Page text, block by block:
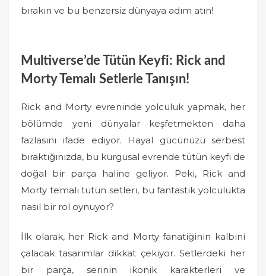
bırakın ve bu benzersiz dünyaya adım atın!
Multiverse’de Tütün Keyfi: Rick and
Morty Temalı Setlerle Tanışın!
Rick and Morty evreninde yolculuk yapmak, her
bölümde yeni dünyalar keşfetmekten daha
fazlasını ifade ediyor. Hayal gücünüzü serbest
bıraktığınızda, bu kurgusal evrende tütün keyfi de
doğal bir parça haline geliyor. Peki, Rick and
Morty temalı tütün setleri, bu fantastik yolculukta
nasıl bir rol oynuyor?
İlk olarak, her Rick and Morty fanatiğinin kalbini
çalacak tasarımlar dikkat çekiyor. Setlerdeki her
bir parça, serinin ikonik karakterleri ve